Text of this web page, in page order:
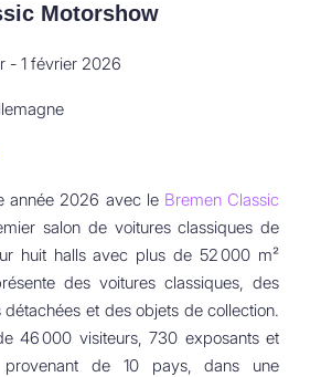
Motorshow
- 1 février 2026
année 2026 avec le Bremen Classic
salon de voitures classiques de
huit halls avec plus de 52 000 m²
des voitures classiques, des
et des objets de collection.
46 000 visiteurs, 730 exposants et
provenant de 10 pays, dans une